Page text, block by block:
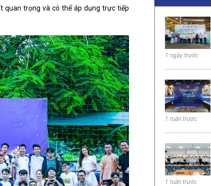
quan trọng và có thể áp dụng trực tiếp
1 ngày trước
1 tuần trước
1 tuần trước